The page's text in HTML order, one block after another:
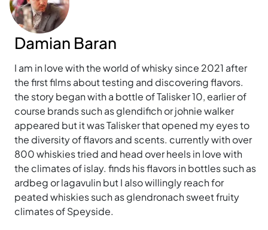
Damian Baran
I am in love with the world of whisky since 2021 after
the first films about testing and discovering flavors.
the story began with a bottle of Talisker 10, earlier of
course brands such as glendifich or johnie walker
appeared but it was Talisker that opened my eyes to
the diversity of flavors and scents. currently with over
800 whiskies tried and head over heels in love with
the climates of islay. finds his flavors in bottles such as
ardbeg or lagavulin but I also willingly reach for
peated whiskies such as glendronach sweet fruity
climates of Speyside.